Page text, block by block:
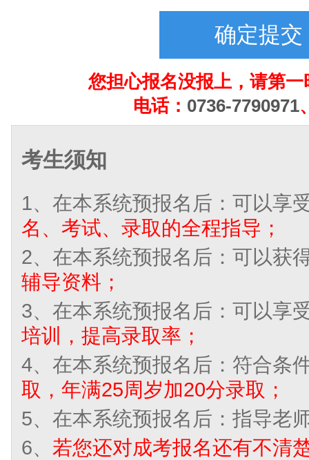
您担心报名没报上，请第
电话： 0736-7790971
考生须知
1、在本系统预报名后：可以享
名、考试、录取的全程指导；
2、在本系统预报名后：可以获
辅导资料；
3、在本系统预报名后：可以享
培训，提高录取率；
4、在本系统预报名后：符合条
取，年满25周岁加20分录取；
5、在本系统预报名后：指导老
6、 若您还对成考报名还有不清